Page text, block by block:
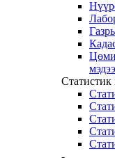
Статистик